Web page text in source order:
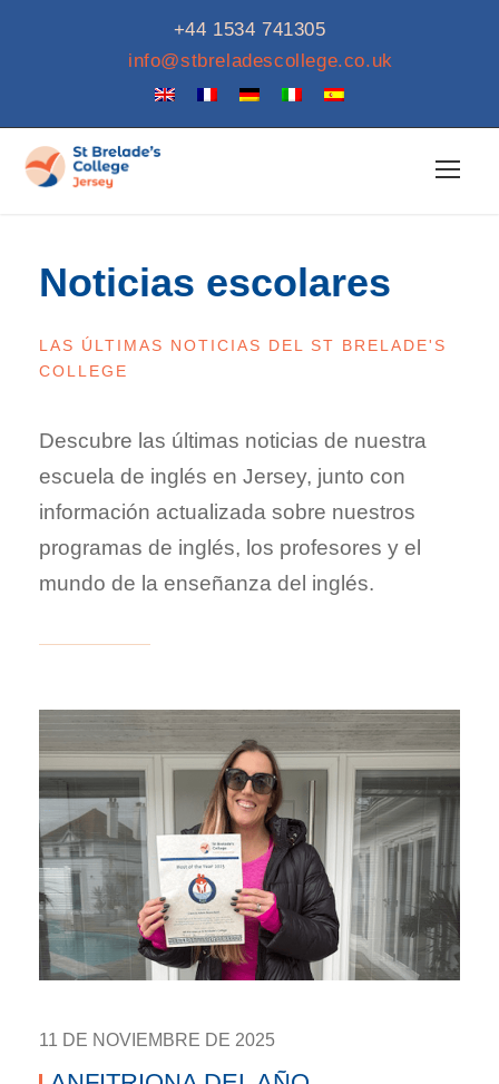
+44 1534 741305
info@stbreladescollege.co.uk
Noticias escolares
LAS ÚLTIMAS NOTICIAS DEL ST BRELADE'S
COLLEGE
Descubre las últimas noticias de nuestra
escuela de inglés en Jersey, junto con
información actualizada sobre nuestros
programas de inglés, los profesores y el
mundo de la enseñanza del inglés.
11 DE NOVIEMBRE DE 2025